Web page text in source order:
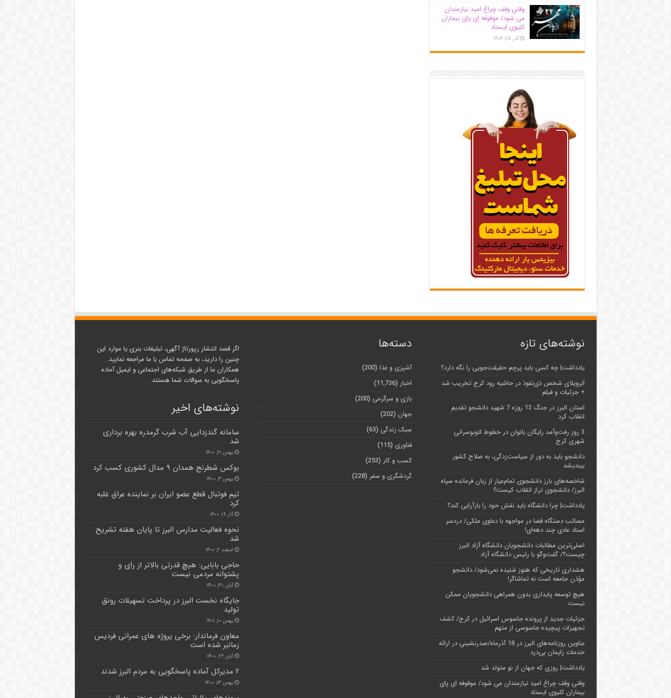
وقتی وقف چراغ امید نیازمندان
می شود/ موقوفه ای پای بیماران
کلیوی ایستاد
آذر ۲۵, ۱۴۰۴
نوشته‌های تازه
یادداشت| ‌چه کسی باید پرچم حقیقت‌جویی را نگه دارد؟
اَبَر‌ویلای شخص ذی‌نفوذ در حاشیه‌ رود کرج تخریب شد
+ جزئیات و فیلم
استان البرز در جنگ 12 روزه 7 شهید دانشجو تقدیم
انقلاب کرد
3 روز رفت‌وآمد رایگان بانوان در خطوط اتوبوسرانی
شهری کرج
دانشجو باید به دور از سیاست‌زدگی، به صلاح کشور
بیندیشد
شاخصه‌های بارز دانشجوی تمام‌عیار از زبان فرمانده سپاه
البرز/ دانشجوی تراز انقلاب کیست؟
یادداشت| چرا دانشگاه باید نقش خود را بازآرایی کند؟
مصائب دستگاه قضا در مواجهه با دعاوی ملکی/ دردسر
اسناد عادی چند‌ دهه‌ای!
اصلی‌ترین مطالبات دانشجویان دانشگاه آزاد البرز
چیست؟/ گفت‌وگو با رئیس دانشگاه آز‌اد
هشداری تاریخی که هنوز شنیده نمی‌شود/ دانشجو
مؤذن جامعه است نه تماشاگر!
هیچ توسعه پایداری بدون همراهی دانشجویان ممکن
نیست
جزئیات جدید از پرونده جاسوس اسرائیل در کرج/‌ کشف
تجهیزات پیچیده جاسوسی از متهم
عناوین روزنامه‌های البرز در ‌18 آذرماه/صدرنشینی در ارائه
خدمات زایمان بی‌درد
یادداشت| روزی که جهان از نو متولد شد
وقتی وقف چراغ امید نیازمندان می شود/ موقوفه ای پای
بیماران کلیوی ایستاد
دسته‌ها
آشپزی و غذا (200)
اخبار (11,736)
بازی و سرگرمی (200)
جهان (202)
سبک زندگی (63)
فناوری (115)
کسب و کار (253)
گردشگری و سفر (228)
اگر قصد انتشار رپورتاژ آگهی، تبلیغات بنری یا موارد این
چنین را دارید، به صفحه تماس با ما مراجعه نمایید.
همکاران ما از طریق شبکه‌های اجتماعی و ایمیل آماده
پاسخگویی به سوالات شما هستند.
نوشته‌های اخیر
سامانه گندزدایی آب شرب گرمدره بهره برداری
شد
بهمن ۲۱, ۱۴۰۰
بوکس شطرنج همدان ۹ مدال کشوری کسب کرد
بهمن ۳, ۱۴۰۰
تیم فوتبال قطع عضو ایران بر نماینده عراق غلبه
کرد
آذر ۱۹, ۱۴۰۰
نحوه فعالیت مدارس البرز تا پایان هفته تشریح
شد
اسفند ۲, ۱۴۰۰
حاجی بابایی: هیچ قدرتی بالاتر از رای و
پشتوانه مردمی نیست
آبان ۳۰, ۱۴۰۰
جایگاه نخست البرز در پرداخت تسهیلات رونق
تولید
بهمن ۱۰, ۱۴۰۱
معاون فرماندار: برخی پروژه های عمرانی فردیس
زمانبر شده است
آبان ۲۶, ۱۴۰۰
۲ مدیرکل آماده پاسخگویی به مردم البرز شدند
بهمن ۱۳, ۱۴۰۰